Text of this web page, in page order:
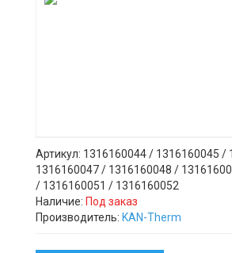
Артикул: 1316160044 / 1316160045 /
1316160047 / 1316160048 /
/ 1316160051 / 1316160052
Наличие: Под заказ
Производитель: KAN-Therm